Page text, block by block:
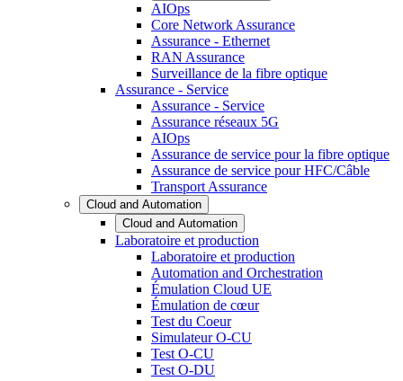
AIOps
Core Network Assurance
Assurance - Ethernet
RAN Assurance
Surveillance de la fibre optique
Assurance - Service
Assurance - Service
Assurance réseaux 5G
AIOps
Assurance de service pour la fibre optique
Assurance de service pour HFC/Câble
Transport Assurance
Cloud and Automation
Cloud and Automation
Laboratoire et production
Laboratoire et production
Automation and Orchestration
Émulation Cloud UE
Émulation de cœur
Test du Coeur
Simulateur O-CU
Test O-CU
Test O-DU